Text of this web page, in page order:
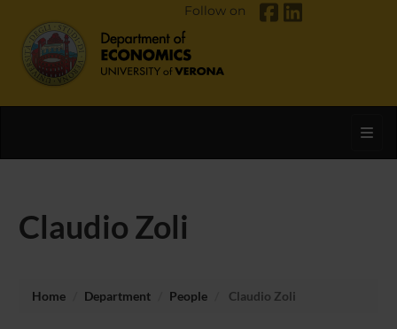
Follow on
Claudio Zoli
Home Department People Claudio Zoli